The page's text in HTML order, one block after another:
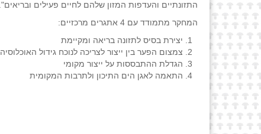
התזונתיים והעדפות המזון שלהם לחיים פעילים ובריאים".
המחקר מתמודד עם 4 אתגרים מרכזיים:
יצירת בסיס לתזונה בריאה ומקיימת
צמצום הפער בין ייצור לצריכה לנוכח גידול האוכלוסיה
הגדלת ההתבססות על ייצור מקומי
התאמה לאגן הים התיכון ולתרבות המקומית